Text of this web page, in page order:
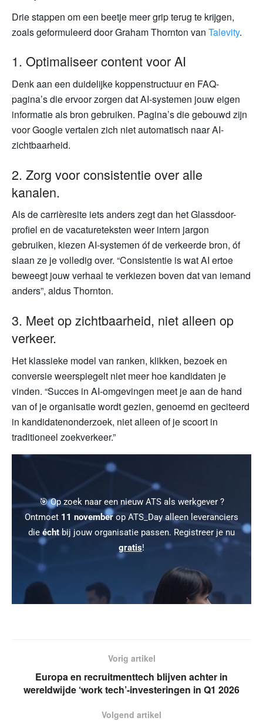
Drie stappen om een beetje meer grip terug te krijgen,
zoals geformuleerd door Graham Thornton van Talevity.
1. Optimaliseer content voor AI
Denk aan een duidelijke koppenstructuur en FAQ-
pagina’s die ervoor zorgen dat AI-systemen jouw eigen
informatie als bron gebruiken. Pagina’s die gebouwd zijn
voor Google vertalen zich niet automatisch naar AI-
zichtbaarheid.
2. Zorg voor consistentie over alle
kanalen.
Als de carrièresite iets anders zegt dan het Glassdoor-
profiel en de vacatureteksten weer intern jargon
gebruiken, kiezen AI-systemen óf de verkeerde bron, óf
slaan ze je volledig over. “Consistentie is wat AI ertoe
beweegt jouw verhaal te verkiezen boven dat van iemand
anders”, aldus Thornton.
3. Meet op zichtbaarheid, niet alleen op
verkeer.
Het klassieke model van ranken, klikken, bezoek en
conversie weerspiegelt niet meer hoe kandidaten je
vinden. “Succes in AI-omgevingen meet je aan de hand
van of je organisatie wordt gezien, genoemd en geciteerd
in kandidatenonderzoek, niet alleen of je scoort in
traditioneel zoekverkeer.”
🎯 Op zoek naar een nieuw ATS als werkgever ?
Ontmoet 11 novemberop ATS_Day alleen leveranciers
die écht bij jouw organisatie passen. Registreer je nu
gratis!
Vorig artikel
Europa en recruitmenttech blijven achter in
wereldwijde ‘work tech’-investeringen in Q1 2026
Volgend artikel